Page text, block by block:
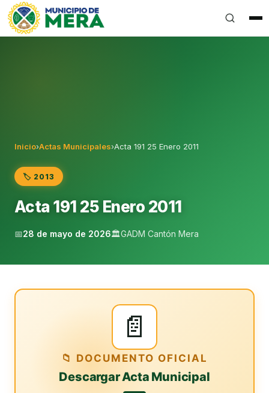
Gobierno Autónomo Descentralizado Municipal del
Inicio›Actas Municipales›Acta 191 25 Enero 2011
🏷️ 2013
Acta 191 25 Enero 2011
📅28 de mayo de 2026🏛️GADM Cantón Mera
📄
📁 DOCUMENTO OFICIAL
Descargar Acta Municipal